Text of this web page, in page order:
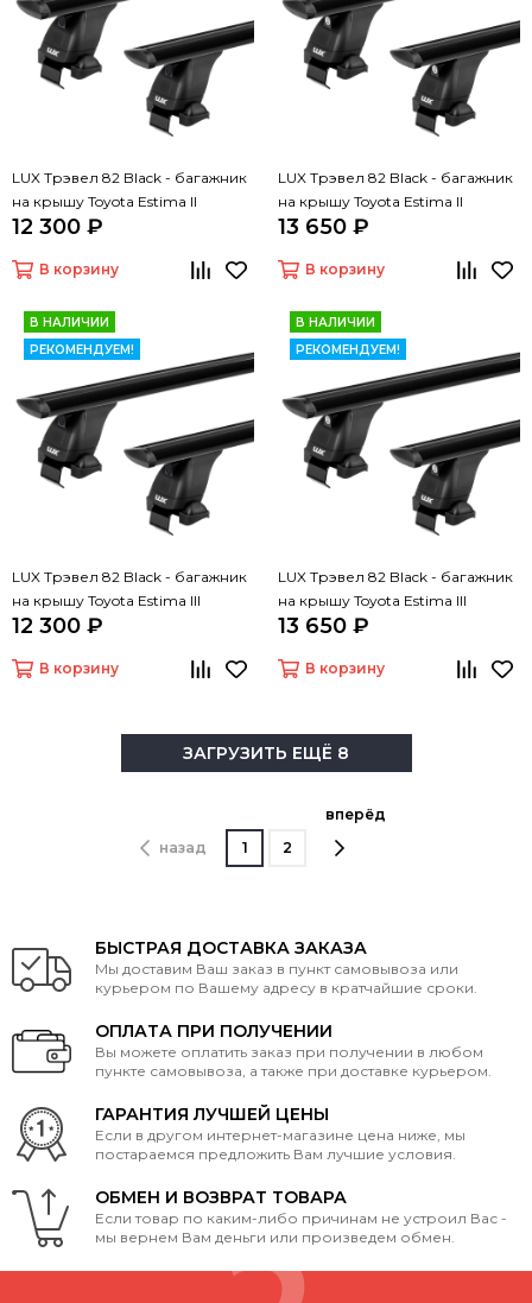
LUX Трэвел 82 Black - багажник
на крышу Toyota Estima II
12 300 ₽
В корзину
LUX Трэвел 82 Black - багажник
на крышу Toyota Estima II
13 650 ₽
В корзину
В НАЛИЧИИ
РЕКОМЕНДУЕМ!
LUX Трэвел 82 Black - багажник
на крышу Toyota Estima III
12 300 ₽
В корзину
В НАЛИЧИИ
РЕКОМЕНДУЕМ!
LUX Трэвел 82 Black - багажник
на крышу Toyota Estima III
13 650 ₽
В корзину
ЗАГРУЗИТЬ ЕЩЁ 8
назад 1 2
вперёд
БЫСТРАЯ ДОСТАВКА ЗАКАЗА
Мы доставим Ваш заказ в пункт самовывоза или
курьером по Вашему адресу в кратчайшие сроки.
ОПЛАТА ПРИ ПОЛУЧЕНИИ
Вы можете оплатить заказ при получении в любом
пункте самовывоза, а также при доставке курьером.
ГАРАНТИЯ ЛУЧШЕЙ ЦЕНЫ
Если в другом интернет-магазине цена ниже, мы
постараемся предложить Вам лучшие условия.
ОБМЕН И ВОЗВРАТ ТОВАРА
Если товар по каким-либо причинам не устроил Вас -
мы вернем Вам деньги или произведем обмен.